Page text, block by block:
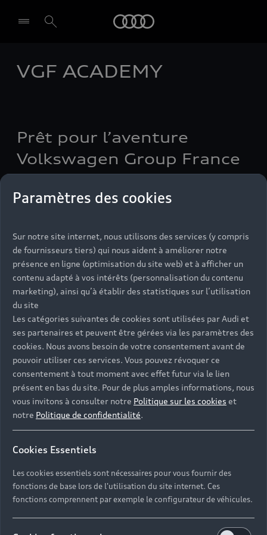
Select dealer
VGF ACADEMY
Prêt pour l’aventure
Volkswagen Group France
Après-Vente, écoles Conseillers Clients Après-
Vente
Retour en haut
Accès rapides
Tous les modèles
Demander un essai
Modèles
Électrique
Hybride rechargeable
Sport
Achat et location
Voir nos véhicules disponibles
Offres du moment
Entretenir et réparer mon Audi
Univers Audi
Paramètres des cookies
Sur notre site internet, nous utilisons des services (y compris
de fournisseurs tiers) qui nous aident à améliorer notre
présence en ligne (optimisation du site web) et à afficher un
contenu adapté à vos intérêts (personnalisation du contenu
marketing), ainsi qu’à établir des statistiques sur l’utilisation
du site
Les catégories suivantes de cookies sont utilisées par Audi et
ses partenaires et peuvent être gérées via les paramètres des
cookies. Nous avons besoin de votre consentement avant de
pouvoir utiliser ces services. Vous pouvez révoquer ce
consentement à tout moment avec effet futur via le lien
présent en bas du site. Pour de plus amples informations, nous
vous invitons à consulter notre Politique sur les cookies et
notre Politique de confidentialité.
Cookies Essentiels
Les cookies essentiels sont nécessaires pour vous fournir des
fonctions de base lors de l'utilisation du site internet. Ces
fonctions comprennent par exemple le configurateur de véhicules.